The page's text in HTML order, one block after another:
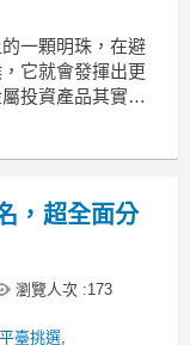
一顆明珠，在避
它就會發揮出更
投資產品其實也
著單向交易的貴
篇文章告訴你！
麼回事？一篇文
，超全面分
瀏覽人次 :173
臺挑選,